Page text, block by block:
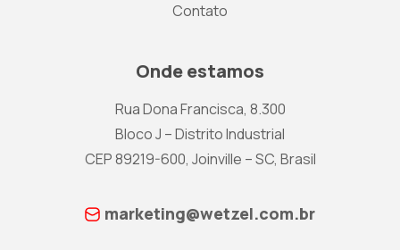
Contato
Onde estamos
Rua Dona Francisca, 8.300
Bloco J – Distrito Industrial
CEP 89219-600, Joinville – SC, Brasil
marketing@wetzel.com.br